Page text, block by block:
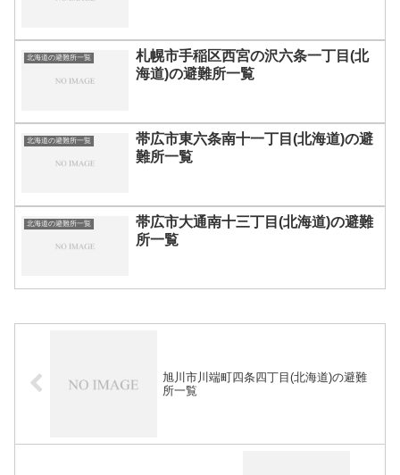
北海道の避難所一覧
札幌市手稲区西宮の沢六条一丁目(北
海道)の避難所一覧
北海道の避難所一覧
帯広市東六条南十一丁目(北海道)の避
難所一覧
北海道の避難所一覧
帯広市大通南十三丁目(北海道)の避難
所一覧
旭川市川端町四条四丁目(北海道)の避難
所一覧